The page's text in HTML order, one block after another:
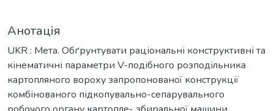
Анотація
UKR : Мета. Обґрунтувати раціональні конструктивні та
кінематичні параметри V-подібного розподільника
картопляного вороху запропонованої конструкції
комбінованого підкопувально-сепарувального